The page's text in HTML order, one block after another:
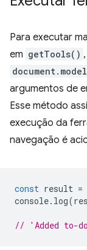
Para executar
em getTools()
argumentos de
Esse método
execução da
navegação é
const result =
console. log(
// 'Added to-